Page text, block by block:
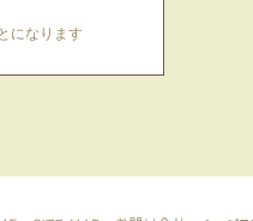
になります